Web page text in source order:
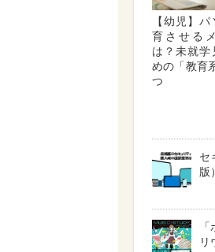
【幼児】
育させる
は？未就学
めの「教育
つ
セ
版
リ